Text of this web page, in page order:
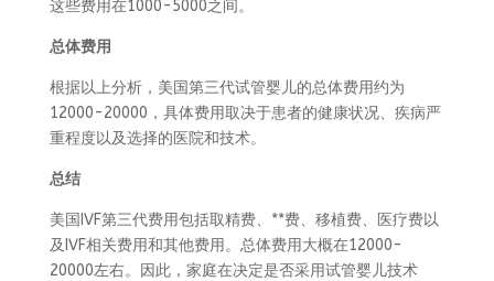
这些费用在1000-5000之间。
总体费用
根据以上分析，美国第三代试管婴儿的总体费用约为
12000-20000，具体费用取决于患者的健康状况、疾病严
重程度以及选择的医院和技术。
总结
美国IVF第三代费用包括取精费、**费、移植费、医疗费以
及IVF相关费用和其他费用。总体费用大概在12000-
20000左右。因此，家庭在决定是否采用试管婴儿技术